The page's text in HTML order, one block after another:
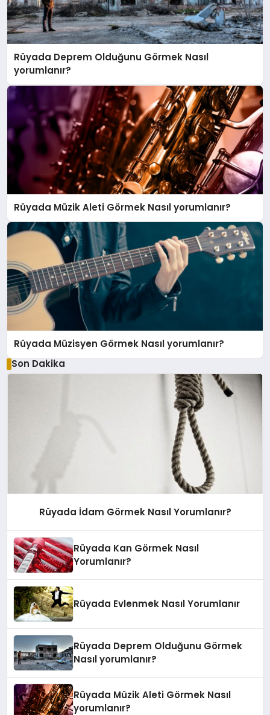
Rüyada Deprem Olduğunu Görmek Nasıl
yorumlanır?
Rüyada Müzik Aleti Görmek Nasıl yorumlanır?
Rüyada Müzisyen Görmek Nasıl yorumlanır?
Son Dakika
Rüyada İdam Görmek Nasıl Yorumlanır?
Rüyada Kan Görmek Nasıl
Yorumlanır?
Rüyada Evlenmek Nasıl Yorumlanır
Rüyada Deprem Olduğunu Görmek
Nasıl yorumlanır?
Rüyada Müzik Aleti Görmek Nasıl
yorumlanır?